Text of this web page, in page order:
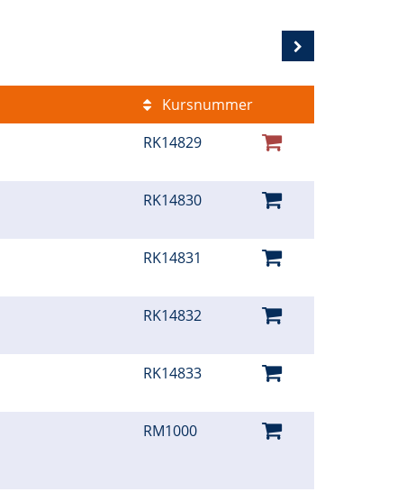
Kursnummer
RK14829
RK14830
RK14831
RK14832
RK14833
RM1000